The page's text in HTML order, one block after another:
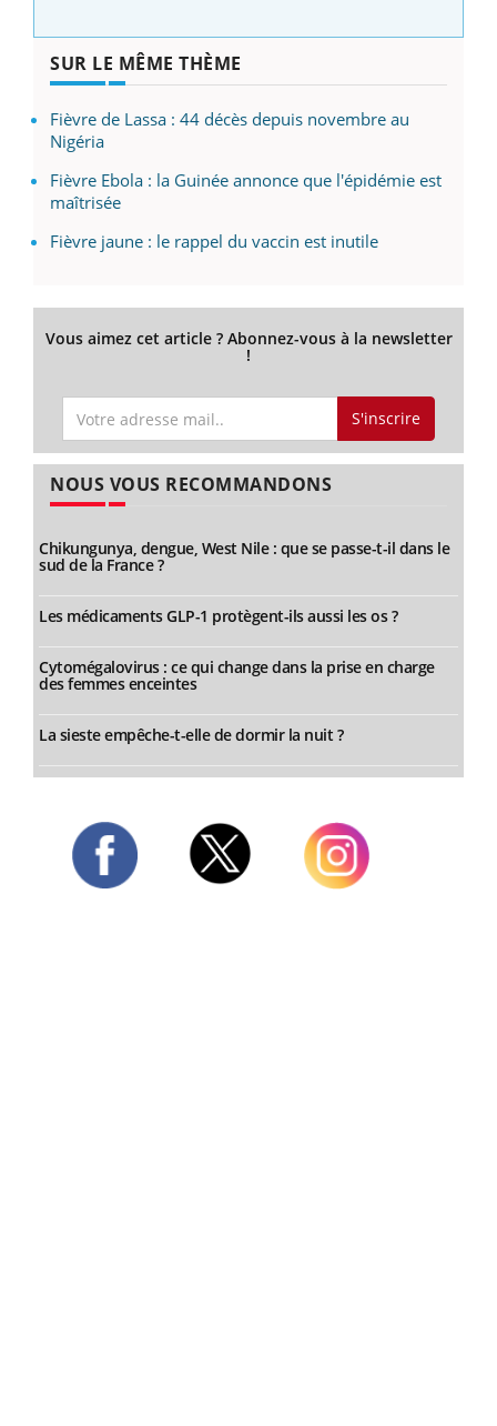
SUR LE MÊME THÈME
Fièvre de Lassa : 44 décès depuis novembre au
Nigéria
Fièvre Ebola : la Guinée annonce que l'épidémie est
maîtrisée
Fièvre jaune : le rappel du vaccin est inutile
Vous aimez cet article ? Abonnez-vous à la newsletter
!
S'inscrire
NOUS VOUS RECOMMANDONS
Chikungunya, dengue, West Nile : que se passe-t-il dans le
sud de la France ?
Les médicaments GLP-1 protègent-ils aussi les os ?
Cytomégalovirus : ce qui change dans la prise en charge
des femmes enceintes
La sieste empêche-t-elle de dormir la nuit ?